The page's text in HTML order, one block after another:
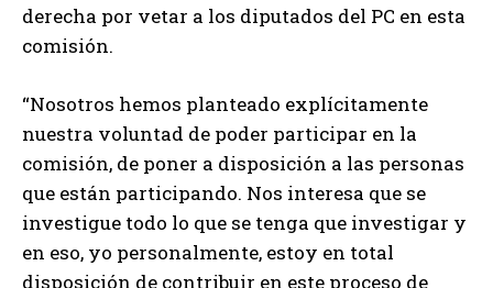
derecha por vetar a los diputados del PC en esta
comisión.
“Nosotros hemos planteado explícitamente
nuestra voluntad de poder participar en la
comisión, de poner a disposición a las personas
que están participando. Nos interesa que se
investigue todo lo que se tenga que investigar y
en eso, yo personalmente, estoy en total
disposición de contribuir en este proceso de